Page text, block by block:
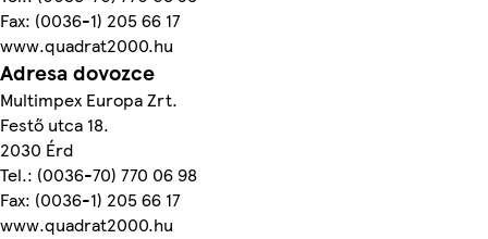
Fax: (0036-1) 205 66 17
www.quadrat2000.hu
Adresa dovozce
Multimpex Europa Zrt.
Festő utca 18.
2030 Érd
Tel.: (0036-70) 770 06 98
Fax: (0036-1) 205 66 17
www.quadrat2000.hu